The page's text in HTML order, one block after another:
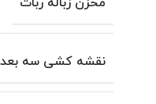
نقشه کشی سه